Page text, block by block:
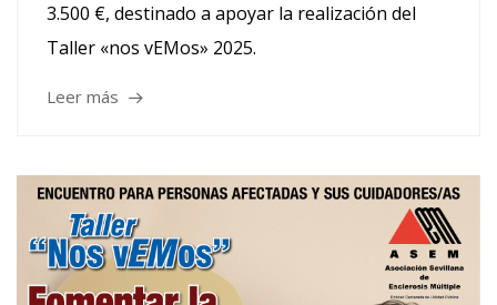
3.500 €, destinado a apoyar la realización del
Taller «nos vEMos» 2025.
Leer más